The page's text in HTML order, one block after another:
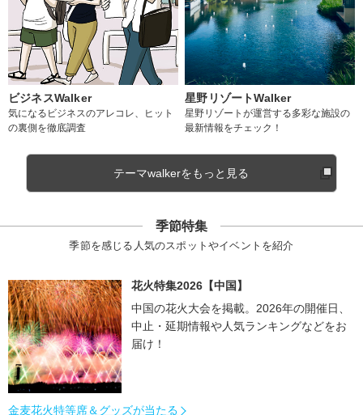
ビジネスWalker
気になるビジネスのアレコレ、ヒット
の裏側を徹底調査
星野リゾートWalker
星野リゾートが運営する多彩な施設の
最新情報をチェック！
テーマwalkerをもっと見る
季節特集
季節を感じる人気のスポットやイベントを紹介
花火特集2026【中国】
中国の花火大会を掲載。2026年の開催日、
中止・延期情報や人気ランキングなどをお
届け！
金麦花火特等席＆グッズが当たる